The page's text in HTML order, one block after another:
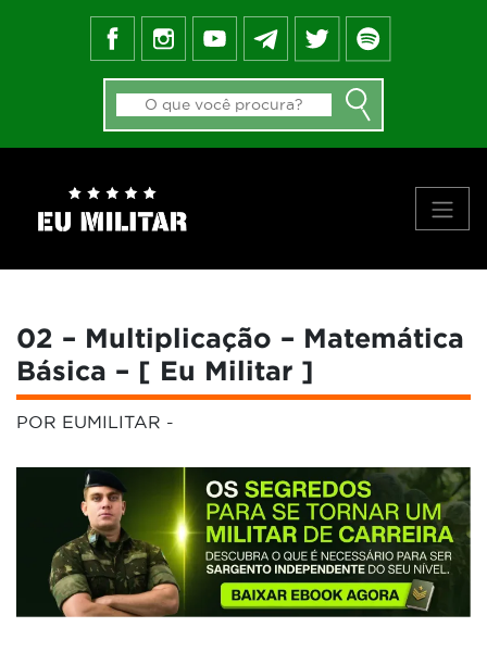
FEED DO BLOG
GALERIA DE APROVADOS
NOTÍCIAS
MATERIAIS
PRINCIPAIS VÍDEOS
SOBRE NÓS
02 – Multiplicação – Matemática
Básica – [ Eu Militar ]
POR EUMILITAR -